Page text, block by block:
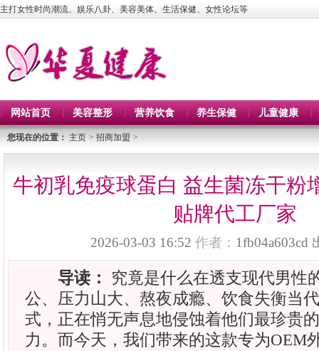
主打女性时尚潮流、娱乐八卦、美容美体、生活保健、女性论坛等
网站首页 美容整形 营养饮食 养生保健 儿童健康
您现在的位置： 主页 > 招商加盟 >
牛初乳免疫球蛋白 益生菌冻干粉
贴牌代工厂家
2026-03-03 16:52 作者： 1fb04a603cd
导读：
究竟是什么在透支现代男性
公、压力山大、熬夜成瘾、饮食失衡当
式，正在悄无声息地侵蚀着他们最珍贵
力。而今天，我们带来的这款专为OEM